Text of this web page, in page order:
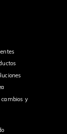
cambios y